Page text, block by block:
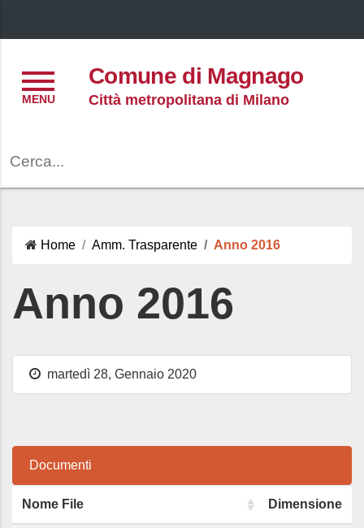
Comune di Magnago
Città metropolitana di Milano
Home Amm. Trasparente Anno 2016
Anno 2016
martedì 28, Gennaio 2020
Documenti
Nome File Dimensione